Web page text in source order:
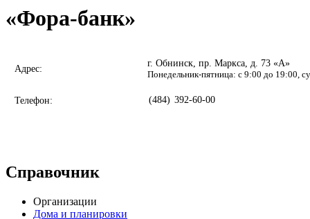
«Фора-банк»
Адрес: г. Обнинск, пр. Маркса, д. 73 «А»
Понедельник-пятница: с 9:00 до 19:00,
Телефон: (484) 392-60-00
Справочник
Организации
Дома и планировки